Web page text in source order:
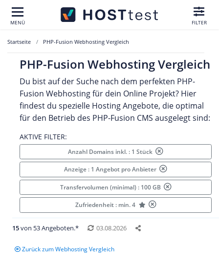
MENÜ FILTER
Startseite PHP-Fusion Webhosting Vergleich
PHP-Fusion Webhosting Vergleich
Du bist auf der Suche nach dem perfekten PHP-
Fusion Webhosting für dein Online Projekt? Hier
findest du spezielle Hosting Angebote, die optimal
für den Betrieb des PHP-Fusion CMS ausgelegt sind:
AKTIVE FILTER:
Anzahl Domains inkl. : 1 Stück
Anzeige : 1 Angebot pro Anbieter
Transfervolumen (minimal) : 100 GB
Zufriedenheit : min. 4
15von 53 Angeboten.* 03.08.2026
Zurück zum Webhosting Vergleich